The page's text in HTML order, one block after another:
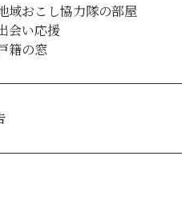
域おこし協力隊の部屋
会い応援
籍の窓